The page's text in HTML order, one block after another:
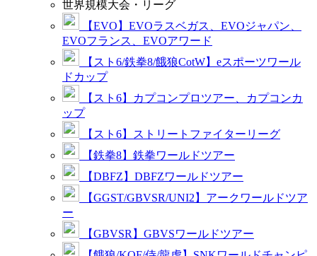
世界規模大会・リーグ
【EVO】EVOラスベガス、EVOジャパン、
EVOフランス、EVOアワード
【スト6/鉄拳8/餓狼CotW】eスポーツワール
ドカップ
【スト6】カプコンプロツアー、カプコンカ
ップ
【スト6】ストリートファイターリーグ
【鉄拳8】鉄拳ワールドツアー
【DBFZ】DBFZワールドツアー
【GGST/GBVSR/UNI2】アークワールドツア
ー
【GBVSR】GBVSワールドツアー